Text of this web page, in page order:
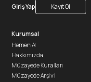
Giriş Yap Kayıt Ol
Kurumsal
Hemen Al
Hakkımızda
Müzayede Kuralları
Müzayede Arşivi